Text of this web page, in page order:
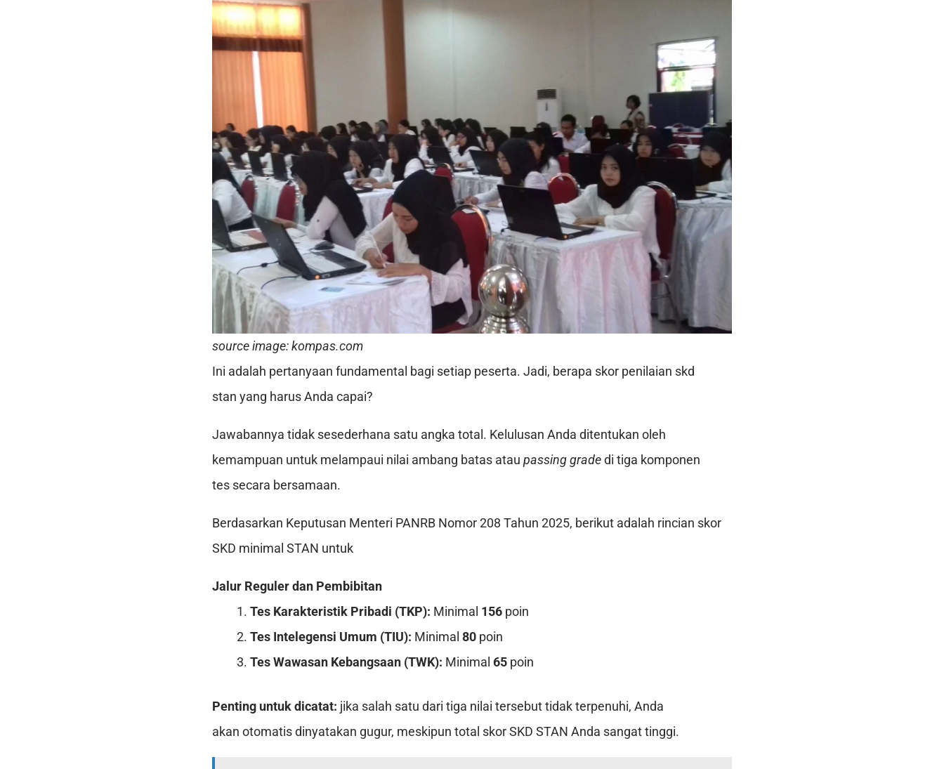
source image: kompas.com
Ini adalah pertanyaan fundamental bagi setiap peserta. Jadi, berapa skor penilaian skd
stan yang harus Anda capai?
Jawabannya tidak sesederhana satu angka total. Kelulusan Anda ditentukan oleh
kemampuan untuk melampaui nilai ambang batas atau passing gradedi tiga komponen
tes secara bersamaan.
Berdasarkan Keputusan Menteri PANRB Nomor 208 Tahun 2025, berikut adalah rincian skor
SKD minimal STAN untuk
Jalur Reguler dan Pembibitan
Tes Karakteristik Pribadi (TKP): Minimal 156 poin
Tes Intelegensi Umum (TIU): Minimal 80 poin
Tes Wawasan Kebangsaan (TWK): Minimal 65 poin
Penting untuk dicatat: jika salah satu dari tiga nilai tersebut tidak terpenuhi, Anda
akan otomatis dinyatakan gugur, meskipun total skor SKD STAN Anda sangat tinggi.